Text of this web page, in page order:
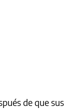
de que sus